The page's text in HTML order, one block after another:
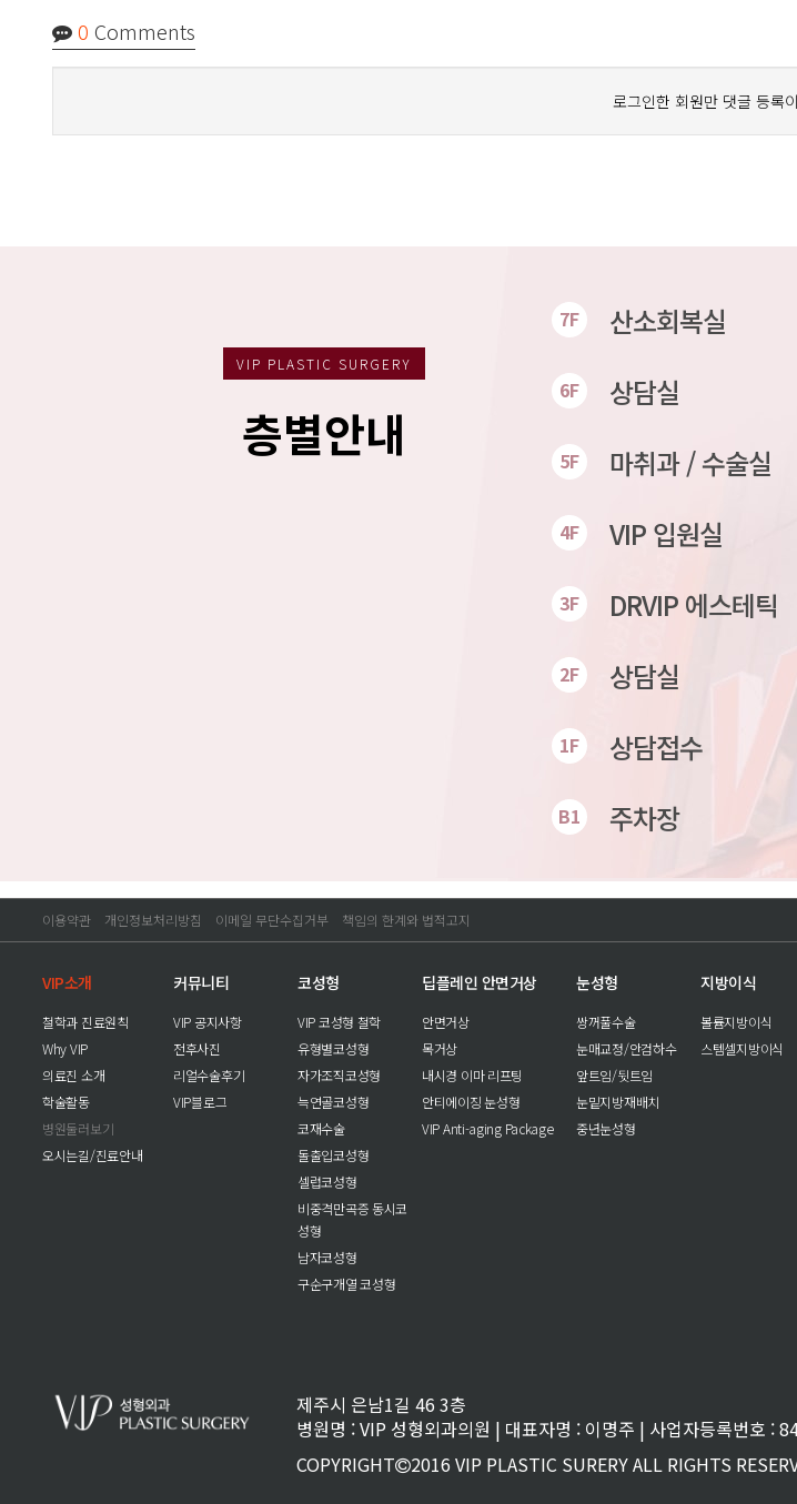
0 Comments
로그인한 회원만 댓글 등록
VIP PLASTIC SURGERY
층별안내
7F 산소회복실
6F 상담실
5F 마취과 / 수술실
4F VIP 입원실
3F DRVIP 에스테틱
2F 상담실
1F 상담접수
B1 주차장
이용약관 개인정보처리방침 이메일 무단수집거부 책임의 한계와 법적고지
VIP소개
철학과 진료원칙
Why VIP
의료진 소개
학술활동
병원둘러보기
오시는길/진료안내
커뮤니티
VIP 공지사항
전후사진
리얼수술후기
VIP블로그
코성형
VIP 코성형 철학
유형별코성형
자가조직코성형
늑연골코성형
코재수술
돌출입코성형
셀럽코성형
비중격만곡증 동시코
성형
남자코성형
구순구개열 코성형
딥플레인 안면거상
안면거상
목거상
내시경 이마 리프팅
안티에이징 눈성형
VIP Anti-aging Package
눈성형
쌍꺼풀수술
눈매교정/안검하수
앞트임/뒷트임
눈밑지방재배치
중년눈성형
지방이식
볼륨지방이식
스템셀지방이식
제주시 은남1길 46 3층
병원명 : VIP 성형외과의원 | 대표자명 : 이명주 | 사업자등록번호
COPYRIGHT
2016 VIP PLASTIC SURERY ALL RIGHTS